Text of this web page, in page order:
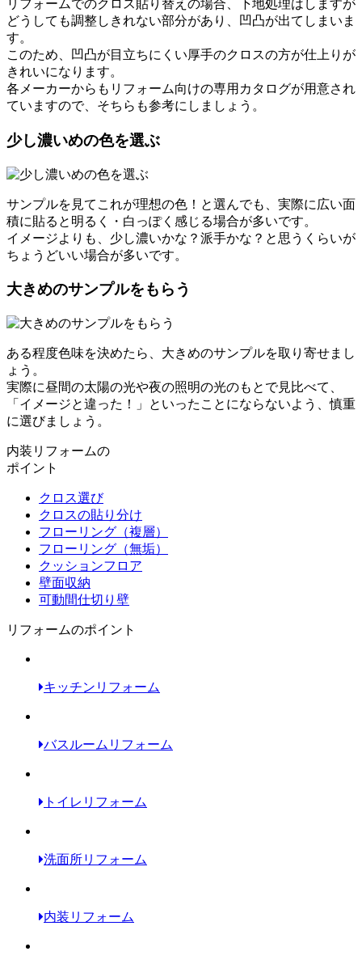
リフォームでのクロス貼り替えの場合、下地処理はしますが
どうしても調整しきれない部分があり、凹凸が出てしまいま
す。
このため、凹凸が目立ちにくい厚手のクロスの方が仕上りが
きれいになります。
各メーカーからもリフォーム向けの専用カタログが用意され
ていますので、そちらも参考にしましょう。
少し濃いめの色を選ぶ
サンプルを見てこれが理想の色！と選んでも、実際に広い面
積に貼ると明るく・白っぽく感じる場合が多いです。
イメージよりも、少し濃いかな？派手かな？と思うくらいが
ちょうどいい場合が多いです。
大きめのサンプルをもらう
ある程度色味を決めたら、大きめのサンプルを取り寄せまし
ょう。
実際に昼間の太陽の光や夜の照明の光のもとで見比べて、
「イメージと違った！」といったことにならないよう、慎重
に選びましょう。
内装リフォームの
ポイント
クロス選び
クロスの貼り分け
フローリング（複層）
フローリング（無垢）
クッションフロア
壁面収納
可動間仕切り壁
リフォームのポイント
キッチンリフォーム
バスルームリフォーム
トイレリフォーム
洗面所リフォーム
内装リフォーム